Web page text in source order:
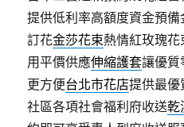
提供低利率高額度資金預
訂花金莎花束熱情紅玫瑰
用平價供應伸縮護套讓優質
更方便台北市花店提供最優
社區各項社會福利府收送乾